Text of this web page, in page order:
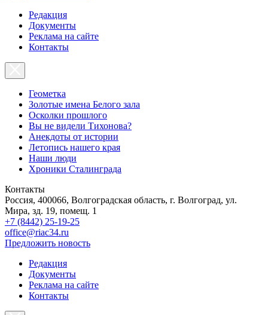
Редакция
Документы
Реклама на сайте
Контакты
Геометка
Золотые имена Белого зала
Осколки прошлого
Вы не видели Тихонова?
Анекдоты от истории
Летопись нашего края
Наши люди
Хроники Сталинграда
Контакты
Россия, 400066, Волгоградская область, г. Волгоград, ул.
Мира, зд. 19, помещ. 1
+7 (8442) 25-19-25
office@riac34.ru
Предложить новость
Редакция
Документы
Реклама на сайте
Контакты